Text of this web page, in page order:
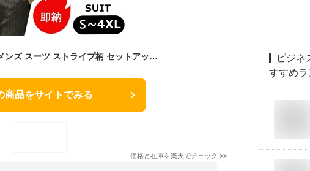
スリーピーススーツ メンズ スーツ ストライプ柄 セットアップ マット感 卒業式 入学式 スリムスーツ ビジネススーツ メンズスーツ 大きいサイズ カジュアル 細身 スタイリッシュ 通勤 テレワーク パーティー 結婚式 成人式 オシャレ 春夏 秋冬
商品をサイトでみる
価格と在庫を楽天でチェック >>
ビジネ
すすめ